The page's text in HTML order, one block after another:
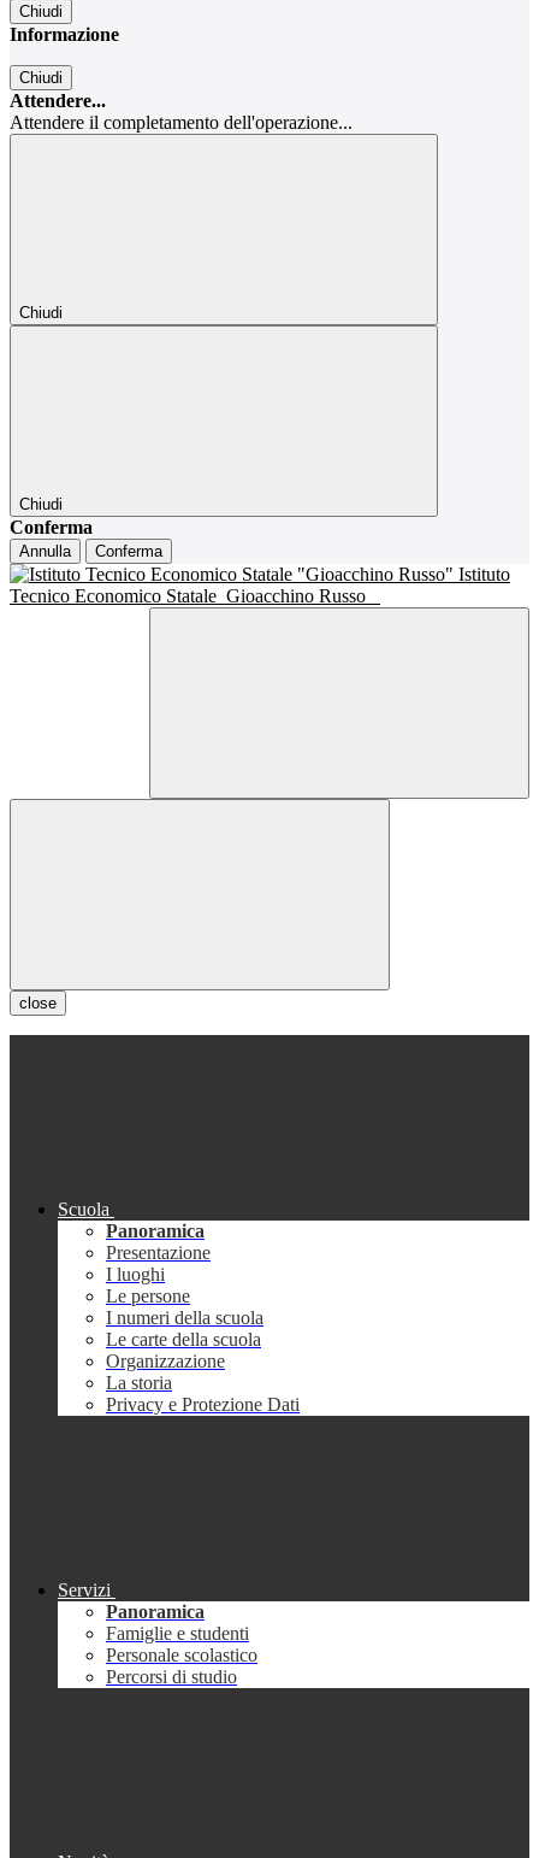
Chiudi
Informazione
Chiudi
Attendere...
Attendere il completamento dell'operazione...
Chiudi
Chiudi
Conferma
Annulla Conferma
Istituto
Tecnico Economico Statale Gioacchino Russo
close
Scuola
Panoramica
Presentazione
I luoghi
Le persone
I numeri della scuola
Le carte della scuola
Organizzazione
La storia
Privacy e Protezione Dati
Servizi
Panoramica
Famiglie e studenti
Personale scolastico
Percorsi di studio